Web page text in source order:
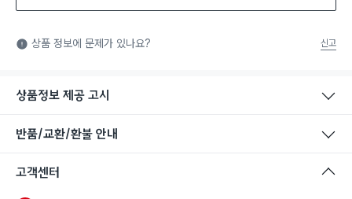
상품 정보에 문제가 있나요? 신고
상품정보 제공 고시
반품/교환/환불 안내
고객센터